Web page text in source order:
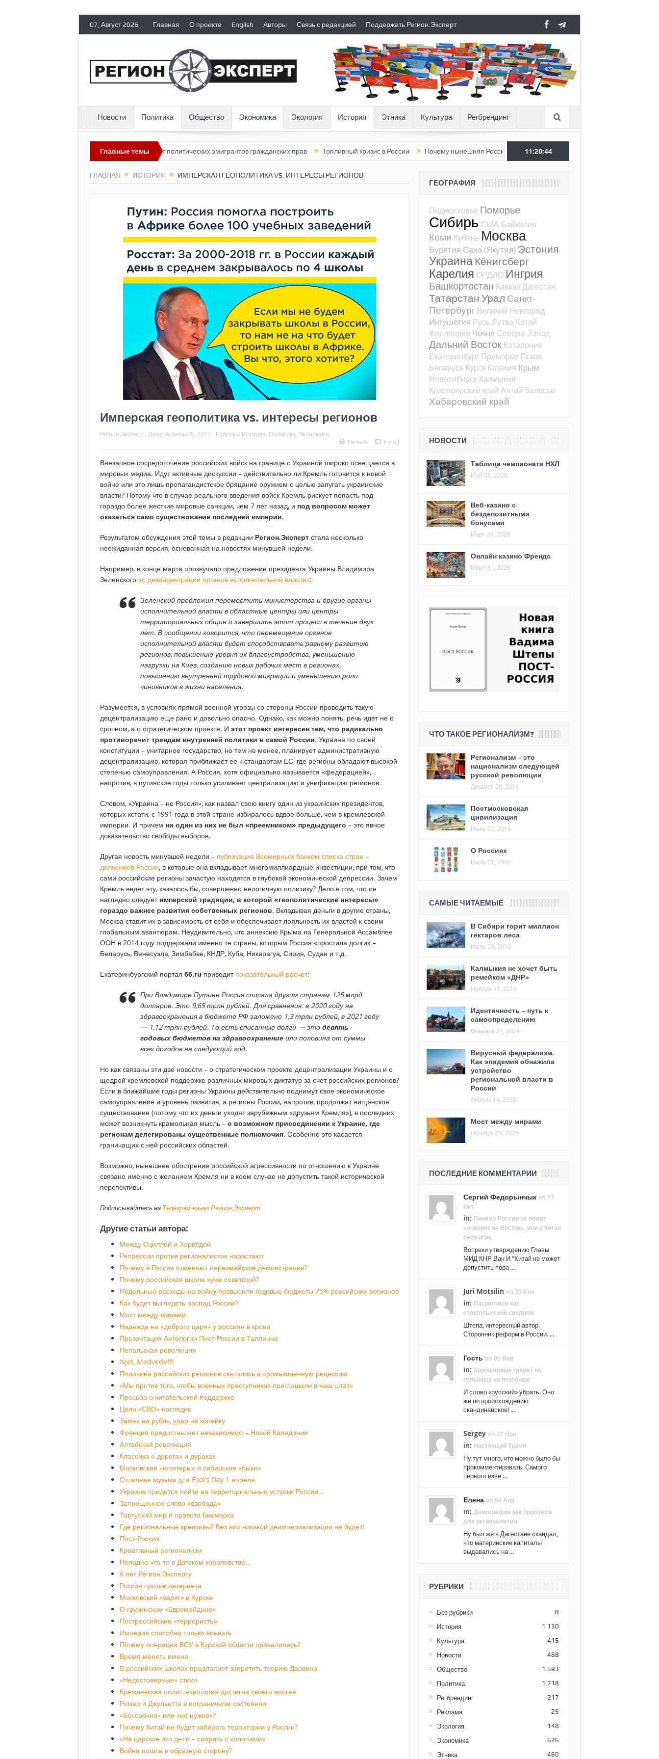
07, Август 2026 Главная О проекте English Авторы Связь с редакцией Поддержать Регион.Эксперт
Новости Политика Общество Экономика Экология История Этника Культура Регбрендинг
Главные темы
Россия лишает политических эмигрантов гражданских прав Топливный кризис в России Почему нынешняя Россия стала хуже, чем СССР?
11:20:45
ГЛАВНАЯ ИСТОРИЯ ИМПЕРСКАЯ ГЕОПОЛИТИКА VS. ИНТЕРЕСЫ РЕГИОНОВ
Имперская геополитика vs. интересы регионов
Регион.Эксперт Дата: Апрель 05, 2021 Рубрика: История Политика Экономика
Печать
Email
Внезапное сосредоточение российских войск на границе с Украиной широко освещается в
мировых медиа. Идут активные дискуссии – действительно ли Кремль готовится к новой
войне или это лишь пропагандистское бряцание оружием с целью запугать украинские
власти? Потому что в случае реального введения войск Кремль рискует попасть под
гораздо более жесткие мировые санкции, чем 7 лет назад, и под вопросом может
оказаться само существование последней империи.
Результатом обсуждения этой темы в редакции Регион.Эксперт стала несколько
неожиданная версия, основанная на новостях минувшей недели.
Например, в конце марта прозвучало предложение президента Украины Владимира
Зеленского «о деконцентрации органов исполнительной власти»:
Зеленский предложил переместить министерства и другие органы
исполнительной власти в областные центры или центры
территориальных общин и завершить этот процесс в течение двух
лет. В сообщении говорится, что перемещение органов
исполнительной власти будет способствовать равному развитию
регионов, повышению уровня их благоустройства, уменьшению
нагрузки на Киев, созданию новых рабочих мест в регионах,
повышению внутренней трудовой миграции и уменьшению роли
чиновников в жизни населения.
Разумеется, в условиях прямой военной угрозы со стороны России проводить такую
децентрализацию еще рано и довольно опасно. Однако, как можно понять, речь идет не о
срочном, а о стратегическом проекте. И этот проект интересен тем, что радикально
противоречит трендам внутренней политики в самой России. Украина по своей
конституции – унитарное государство, но тем не менее, планирует административную
децентрализацию, которая приближает ее к стандартам ЕС, где регионы обладают высокой
степенью самоуправления. А Россия, хотя официально называется «федерацией»,
напротив, в путинские годы только усиливает централизацию и унификацию регионов.
Словом, «Украина – не Россия», как назвал свою книгу один из украинских президентов,
которых кстати, с 1991 года в этой стране избиралось вдвое больше, чем в кремлевской
империи. И причем ни один из них не был «преемником» предыдущего – это явное
доказательство свободы выборов.
Другая новость минувшей недели – публикация Всемирным банком списка стран –
должников России, в которые она вкладывает многомиллиардные инвестиции, при том, что
сами российские регионы зачастую находятся в глубокой экономической депрессии. Зачем
Кремль ведет эту, казалось бы, совершенно нелогичную политику? Дело в том, что он
наглядно следует имперской традиции, в которой «геополитические интересы»
гораздо важнее развития собственных регионов. Вкладывая деньги в другие страны,
Москва ставит их в зависимость от себя и обеспечивает лояльность их властей к своим
глобальным авантюрам. Неудивительно, что аннексию Крыма на Генеральной Ассамблее
ООН в 2014 году поддержали именно те страны, которым Россия «простила долги» –
Беларусь, Венесуэла, Зимбабве, КНДР, Куба, Никарагуа, Сирия, Судан и т.д.
Екатеринбургский портал 66.ru приводит показательный расчет:
При Владимире Путине Россия списала другим странам 125 млрд
долларов. Это 9,65 трлн рублей. Для сравнения: в 2020 году на
здравоохранения в бюджете РФ заложено 1,3 трлн рублей, в 2021 году
— 1,12 трлн рублей. То есть списанные долги — это девять
годовых бюджетов на здравоохранение или половина от суммы
всех доходов на следующий год.
Но как связаны эти две новости – о стратегическом проекте децентрализации Украины и о
щедрой кремлевской поддержке различных мировых диктатур за счет российских регионов?
Если в ближайшие годы регионы Украины действительно поднимут свое экономическое
самоуправление и уровень развития, а регионы России, напротив, продолжат нищенское
существование (потому что их деньги уходят зарубежным «друзьям Кремля»), в последних
может возникнуть крамольная мысль – о возможном присоединении к Украине, где
регионам делегированы существенные полномочия. Особенно это касается
граничащих с ней российских областей.
Возможно, нынешнее обострение российской агрессивности по отношению к Украине
связано именно с желанием Кремля ни в коем случае не допустить такой исторической
перспективы.
Подписывайтесь на Телеграм-канал Регион.Эксперт
Другие статьи автора:
Между Сциллой и Харибдой
Репрессии против регионалистов нарастают
Почему в России отменяют первомайские демонстрации?
Почему российская школа хуже советской?
Недельные расходы на войну превысили годовые бюджеты 75% российских регионов
Как будет выглядеть распад России?
Мост между мирами
Надежда на «доброго царя» у россиян в крови
Презентация Антологии Пост-России в Таллинне
Непальская революция
Njet, Medvedeff!
Половина российских регионов скатились в промышленную рецессию
«Мы против того, чтобы военных преступников приглашали в наш штат»
Просьба о читательской поддержке
Цели «СВО» наглядно
Замах на рубль, удар на копейку
Франция предоставляет независимость Новой Каледонии
Алтайская революция
Классика о дорогах и дураках
Московские «юпитеры» и сибирские «быки»
Отличная музыка для Fool’s Day 1 апреля
Украине придется пойти на территориальные уступки России…
Запрещенное слово «свобода»
Тартуский мир и правота Бисмарка
Где региональные креативы? Без них никакой деимпериализации не будет!
Пост-Россия
Креативный регионализм
Неладно что-то в Датском королевстве…
6 лет Регион.Эксперту
Россия против интернета
Московский «варяг» в Курске
О грузинском «Евромайдане»
Построссийские «террористы»
Империя способна только воевать
Почему операция ВСУ в Курской области провалилась?
Время менять имена
В российских школах предлагают запретить теорию Дарвина
«Недостоверные» стихи
Кремлевская политтехнология достигла своего апогея
Ромео и Джульетта в пограничном состоянии
«Бессрочно» или «не нужно»?
Почему Китай не будет забирать территории у России?
«Не царское это дело – спорить с холопами»
Война пошла в обратную сторону?
ГЕОГРАФИЯ
Подмосковье Поморье
Сибирь США Байкалия
Коми Кубань Москва
Бурятия Саха (Якутия) Эстония
УкраинаКёнигсберг
Карелия ОРДЛО Ингрия
Башкортостан КавказДагестан
Татарстан Урал Санкт-
Петербург Великий Новгород
Ингушетия РусьЛитва Китай
Финляндия Чечня Северо-Запад
Дальний Восток Каталония
Екатеринбург Приморье Псков
Беларусь Курск Казакия Крым
Новосибирск Калмыкия
Красноярский край Алтай Залесье
Хабаровский край
НОВОСТИ
Таблица чемпионата НХЛ
Май 08, 2026
Веб-казино с
бездепозитными
бонусами
Март 31, 2026
Онлайн казино Френдс
Март 31, 2026
ЧТО ТАКОЕ РЕГИОНАЛИЗМ?
Регионализм – это
национализм следующей
русской революции
Декабрь 28, 2016
Постмосковская
цивилизация
Июнь 02, 2016
О Россиях
Июль 01, 1990
САМЫЕ ЧИТАЕМЫЕ
В Сибири горит миллион
гектаров леса
Июль 23, 2019
Калмыкия не хочет быть
ремейком «ДНР»
Ноябрь 11, 2019
Идентичность – путь к
самоопределению
Февраль 27, 2024
Вирусный федерализм.
Как эпидемия обнажила
устройство
региональной власти в
России
Апрель 14, 2020
Мост между мирами
Октябрь 05, 2025
ПОСЛЕДНИЕ КОММЕНТАРИИ
Сергий Федорынчык on 17
Окт
in: Почему России не помог
«поворот на Восток», или у Китая
своя игра
Вопреки утверждению Главы
МИД КНР Ван И "Китай не может
допустить пора ...
Juri Motsilin on 20 Сен
in: Патриотизм как
стокгольмский синдром
Штепа, интересный автор.
Сторонник реформ в России. ...
Гость on 06 Янв
in: Хорошилище грядет по
гульбищу на позорище
И слово «русский» убрать. Оно
же по происхождению
скандинавское! ...
Sergey on 21 Ноя
in: Настоящий Трамп
Ну тут много, что можно было бы
прокомментировать. Самого
первого изве ...
Елена on 04 Апр
in: Демография как проблема
для регионализма
Ну был же в Дагестане скандал,
что материнские капиталы
выдавались на ...
РУБРИКИ
Без рубрики 8
История 1 130
Культура 415
Новости 488
Общество 1 693
Политика 1 718
Регбрендинг 217
Реклама 25
Экология 148
Экономика 626
Этника 460